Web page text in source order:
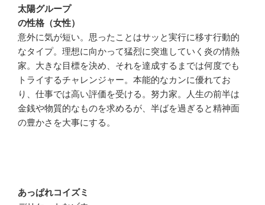
太陽グループ
の性格（女性）
意外に気が短い。思ったことはサッと実行に移す行動的
なタイプ。理想に向かって猛烈に突進していく炎の情熱
家。大きな目標を決め、それを達成するまでは何度でも
トライするチャレンジャー。本能的なカンに優れてお
り、仕事では高い評価を受ける。努力家。人生の前半は
金銭や物質的なものを求めるが、半ばを過ぎると精神面
の豊かさを大事にする。
あっぱれコイズミ